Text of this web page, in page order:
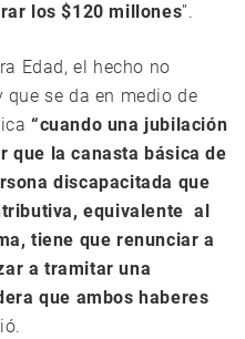
los $120 millones”.
Edad, el hecho no
se da en medio de
“cuando una jubilación
que la canasta básica de
discapacitada que
equivalente al
tiene que renunciar a
a tramitar una
que ambos haberes